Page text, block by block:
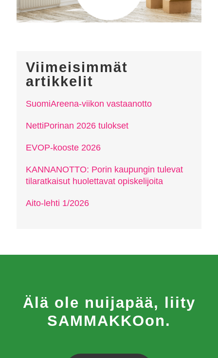
Viimeisimmät
artikkelit
SuomiAreena-viikon vastaanotto
NettiPorinan 2026 tulokset
EVOP-kooste 2026
KANNANOTTO: Porin kaupungin tulevat
tilaratkaisut huolettavat opiskelijoita
Aito-lehti 1/2026
Älä ole nuijapää, liity
SAMMAKKOon.